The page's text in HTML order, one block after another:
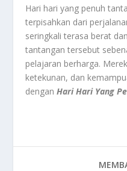
Hari hari yang penuh
terpisahkan dari
seringkali terasa berat
tantangan tersebut
pelajaran berharga.
ketekunan, dan
denganHari Hari Yang